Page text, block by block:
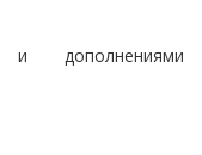
дополнениями